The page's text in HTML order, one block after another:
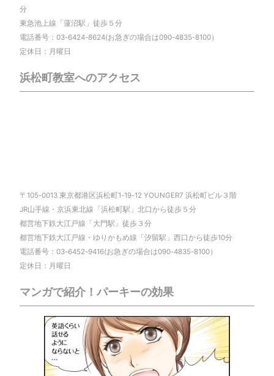
分
東急池上線「蓮沼駅」徒歩５分
電話番号：03-6424-8624(お急ぎの場合は090-4835-8100）
定休日：月曜日
浜松町教室へのアクセス
〒105-0013 東京都港区浜松町1-19-12 YOUNGER7 浜松町ビル３階
JR山手線・京浜東北線「浜松町駅」北口から徒歩５分
都営地下鉄大江戸線「大門駅」徒歩３分
都営地下鉄大江戸線・ゆりかもめ線「汐留駅」西口から徒歩10分
電話番号：03-6452-9416(お急ぎの場合は090-4835-8100）
定休日：月曜日
マンガで紹介！パーキーの効果